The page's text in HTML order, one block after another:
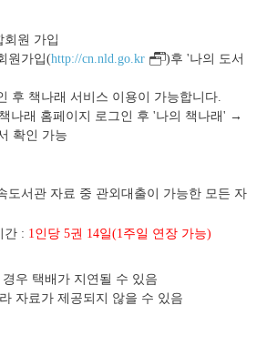
회원 가입
원가입(http://cn.nld.go.kr
)후 '나의 도서
후 책나래 서비스 이용이 가능합니다.
나래 홈페이지 로그인 후 '나의 책나래' →
확인 가능
도서관 자료 중 관외대출이 가능한 모든 자
간 : 1인당 5권 14일(1주일 연장 가능)
우 택배가 지연될 수 있음
자료가 제공되지 않을 수 있음